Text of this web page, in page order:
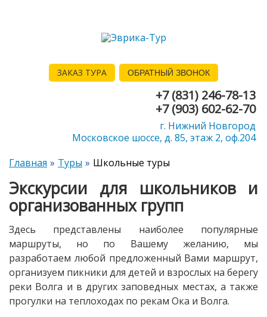
ЗАКАЗ ТУРА ОБРАТНЫЙ ЗВОНОК
+7 (831) 246-78-13
+7 (903) 602-62-70
г. Нижний Новгород
Московское шоссе, д. 85, этаж 2, оф.204
Главная
Туры Школьные туры
Экскурсии для школьников и
организованных групп
Здесь представлены наиболее популярные
маршруты, но по Вашему желанию, мы
разработаем любой предложенный Вами маршрут,
организуем пикники для детей и взрослых на берегу
реки Волга и в других заповедных местах, а также
прогулки на теплоходах по рекам Ока и Волга.